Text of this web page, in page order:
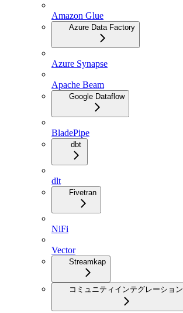
Amazon Glue
Azure Data Factory
Azure Synapse
Apache Beam
Google Dataflow
BladePipe
dbt
dlt
Fivetran
NiFi
Vector
Streamkap
コミュニティインテグレーション